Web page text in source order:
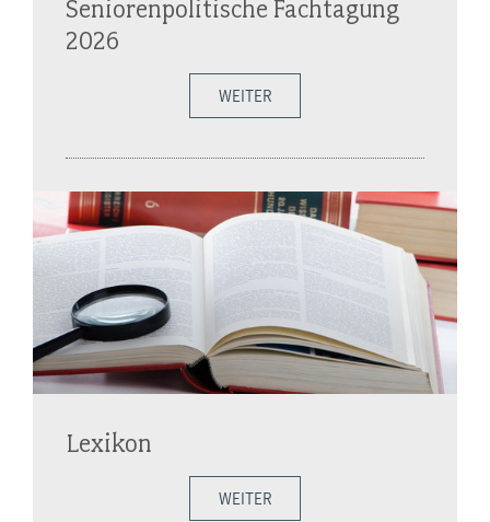
Seniorenpolitische Fachtagung
2026
WEITER
Lexikon
WEITER